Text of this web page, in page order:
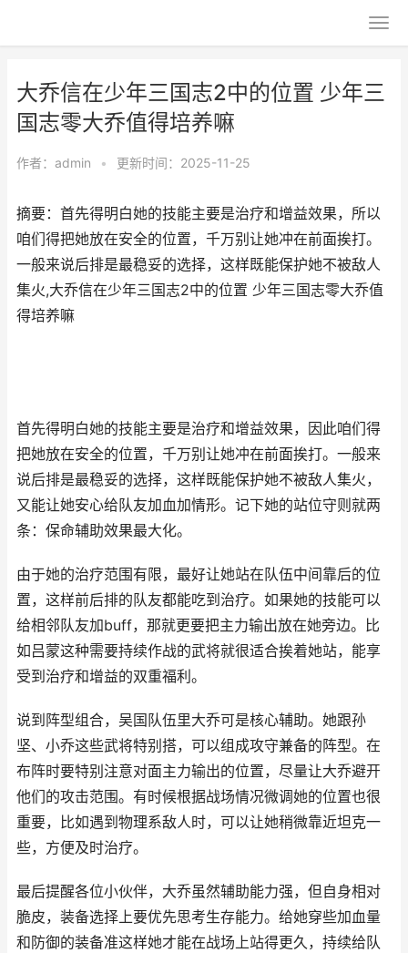
大乔信在少年三国志2中的位置 少年三
国志零大乔值得培养嘛
作者： admin • 更新时间：2025-11-25
摘要：首先得明白她的技能主要是治疗和增益效果，所以
咱们得把她放在安全的位置，千万别让她冲在前面挨打。
一般来说后排是最稳妥的选择，这样既能保护她不被敌人
集火,大乔信在少年三国志2中的位置 少年三国志零大乔值
得培养嘛
首先得明白她的技能主要是治疗和增益效果，因此咱们得
把她放在安全的位置，千万别让她冲在前面挨打。一般来
说后排是最稳妥的选择，这样既能保护她不被敌人集火，
又能让她安心给队友加血加情形。记下她的站位守则就两
条：保命辅助效果最大化。
由于她的治疗范围有限，最好让她站在队伍中间靠后的位
置，这样前后排的队友都能吃到治疗。如果她的技能可以
给相邻队友加buff，那就更要把主力输出放在她旁边。比
如吕蒙这种需要持续作战的武将就很适合挨着她站，能享
受到治疗和增益的双重福利。
说到阵型组合，吴国队伍里大乔可是核心辅助。她跟孙
坚、小乔这些武将特别搭，可以组成攻守兼备的阵型。在
布阵时要特别注意对面主力输出的位置，尽量让大乔避开
他们的攻击范围。有时候根据战场情况微调她的位置也很
重要，比如遇到物理系敌人时，可以让她稍微靠近坦克一
些，方便及时治疗。
最后提醒各位小伙伴，大乔虽然辅助能力强，但自身相对
脆皮，装备选择上要优先思考生存能力。给她穿些加血量
和防御的装备准这样她才能在战场上站得更久，持续给队